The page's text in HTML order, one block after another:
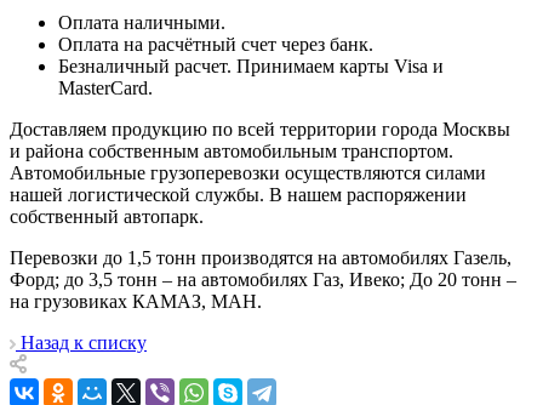
Оплата наличными.
Оплата на расчётный счет через банк.
Безналичный расчет. Принимаем карты Visa и
MasterCard.
Доставляем продукцию по всей территории города Москвы
и района собственным автомобильным транспортом.
Автомобильные грузоперевозки осуществляются силами
нашей логистической службы. В нашем распоряжении
собственный автопарк.
Перевозки до 1,5 тонн производятся на автомобилях Газель,
Форд; до 3,5 тонн – на автомобилях Газ, Ивеко; До 20 тонн –
на грузовиках КАМАЗ, МАН.
Назад к списку